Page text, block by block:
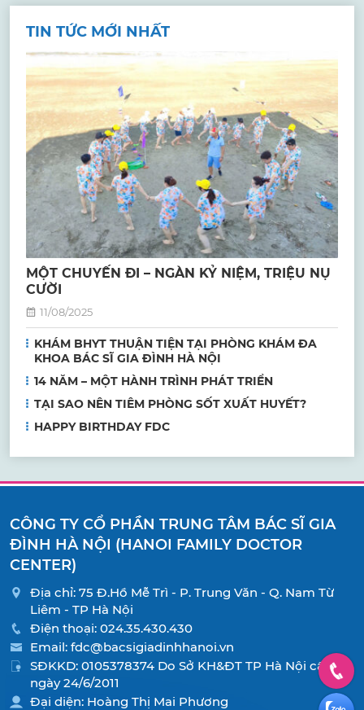
TIN TỨC MỚI NHẤT
MỘT CHUYẾN ĐI – NGÀN KỶ NIỆM, TRIỆU NỤ
CƯỜI
11/08/2025
KHÁM BHYT THUẬN TIỆN TẠI PHÒNG KHÁM ĐA
KHOA BÁC SĨ GIA ĐÌNH HÀ NỘI
14 NĂM – MỘT HÀNH TRÌNH PHÁT TRIỂN
TẠI SAO NÊN TIÊM PHÒNG SỐT XUẤT HUYẾT?
HAPPY BIRTHDAY FDC
CÔNG TY CỔ PHẦN TRUNG TÂM BÁC SĨ GIA
ĐÌNH HÀ NỘI (HANOI FAMILY DOCTOR
CENTER)
Địa chỉ: 75 Đ.Hồ Mễ Trì - P. Trung Văn - Q. Nam Từ
Liêm - TP Hà Nội
Điện thoại: 024.35.430.430
Email: fdc@bacsigiadinhhanoi.vn
SĐKKD: 0105378374 Do Sở KH&ĐT TP Hà Nội cấp
ngày 24/6/2011
Đại diện: Hoàng Thị Mai Phương